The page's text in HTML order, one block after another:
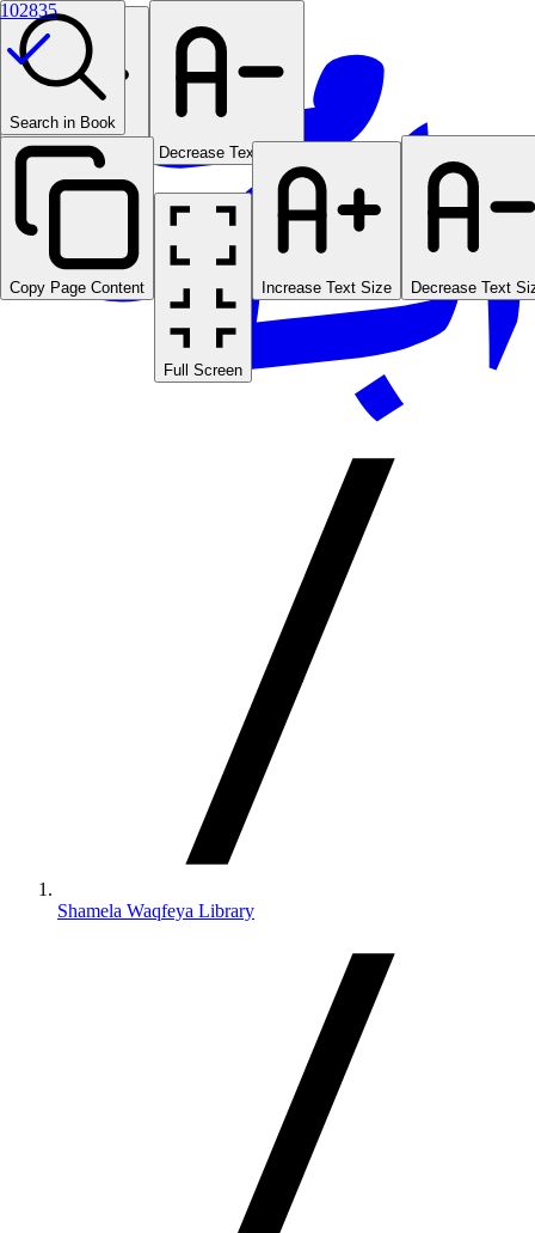
Shamela Waqfeya Library
Increase Text Size Decrease Text Size
Search in Book
Copy Page Content
Full Screen
Increase Text Size Decrease Text
102835